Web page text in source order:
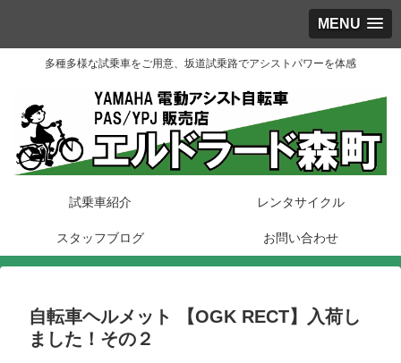
MENU
多種多様な試乗車をご用意、坂道試乗路でアシストパワーを体感
試乗車紹介 レンタサイクル
スタッフブログ お問い合わせ
自転車ヘルメット 【OGK RECT】入荷し
ました！その２